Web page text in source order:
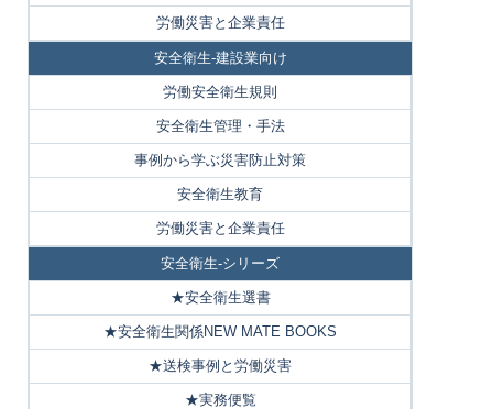
労働災害と企業責任
安全衛生-建設業向け
労働安全衛生規則
安全衛生管理・手法
事例から学ぶ災害防止対策
安全衛生教育
労働災害と企業責任
安全衛生-シリーズ
★安全衛生選書
★安全衛生関係NEW MATE BOOKS
★送検事例と労働災害
★実務便覧